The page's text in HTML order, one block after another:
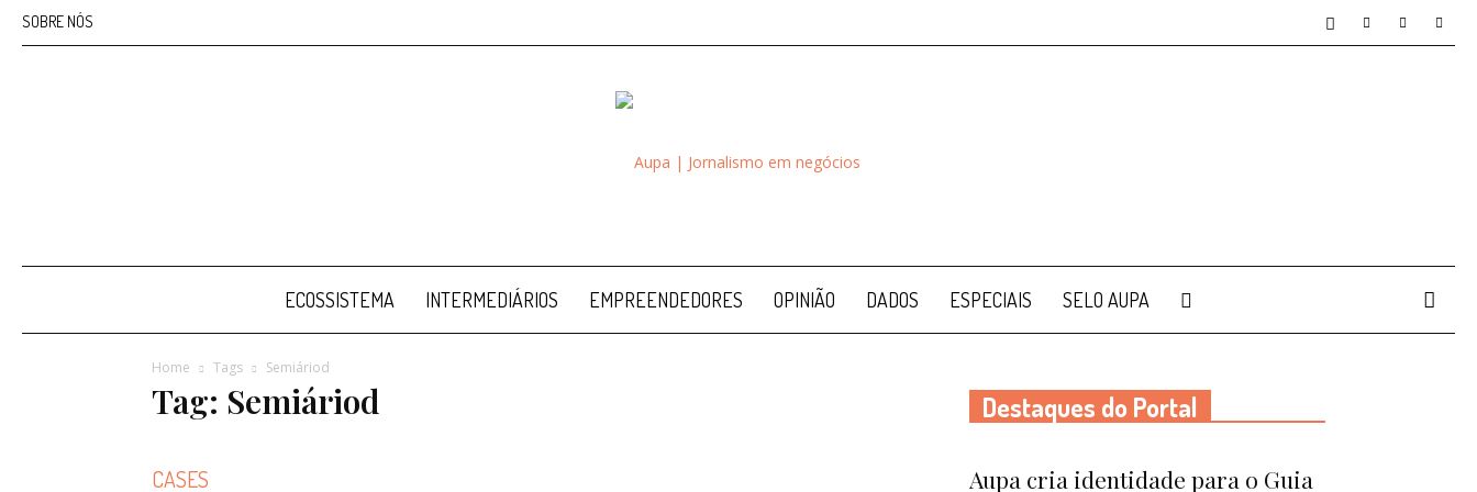
SOBRE NÓS
Aupa
ECOSSISTEMA INTERMEDIÁRIOS EMPREENDEDORES OPINIÃO DADOS ESPECIAIS SELO AUPA
Home Tags Semiáriod
Tag: Semiáriod
CASES
Destaques do Portal
Aupa cria identidade para o Guia